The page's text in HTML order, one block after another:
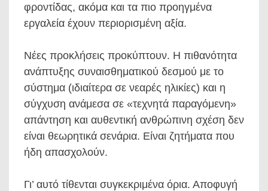
φροντίδας, ακόμα και τα πιο προηγμένα
εργαλεία έχουν περιορισμένη αξία.
Νέες προκλήσεις προκύπτουν. Η πιθανότητα
ανάπτυξης συναισθηματικού δεσμού με το
σύστημα (ιδιαίτερα σε νεαρές ηλικίες) και η
σύγχυση ανάμεσα σε «τεχνητά παραγόμενη»
απάντηση και αυθεντική ανθρώπινη σχέση δεν
είναι θεωρητικά σενάρια. Είναι ζητήματα που
ήδη απασχολούν.
Γι’ αυτό τίθενται συγκεκριμένα όρια. Αποφυγή